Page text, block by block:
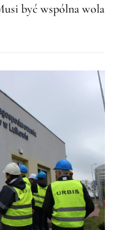
być wspólna wola